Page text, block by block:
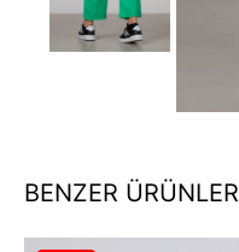
BENZER ÜRÜNLER